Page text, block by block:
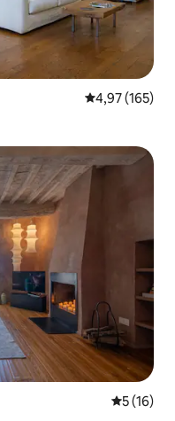
Prosječna
4,97 (165)
„Odabrali gosti”
Prosječna
5 (16)